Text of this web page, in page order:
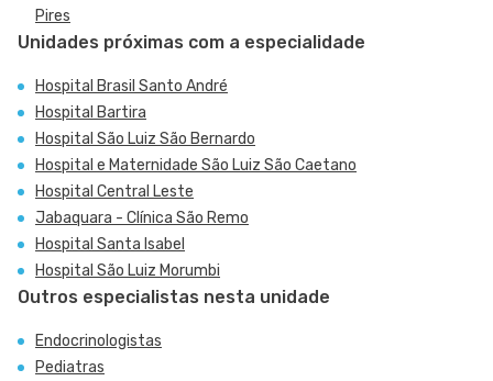
Pires
Unidades próximas com a especialidade
Hospital Brasil Santo André
Hospital Bartira
Hospital São Luiz São Bernardo
Hospital e Maternidade São Luiz São Caetano
Hospital Central Leste
Jabaquara - Clínica São Remo
Hospital Santa Isabel
Hospital São Luiz Morumbi
Outros especialistas nesta unidade
Endocrinologistas
Pediatras